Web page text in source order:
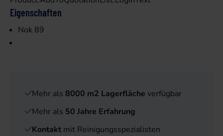
Eigenschaften
Nok 89
Mehr als 8000 m2 Lagerfläche verfügbar
Mehr als 50 Jahre Erfahrung
Kontakt mit Reinigungsspezialisten